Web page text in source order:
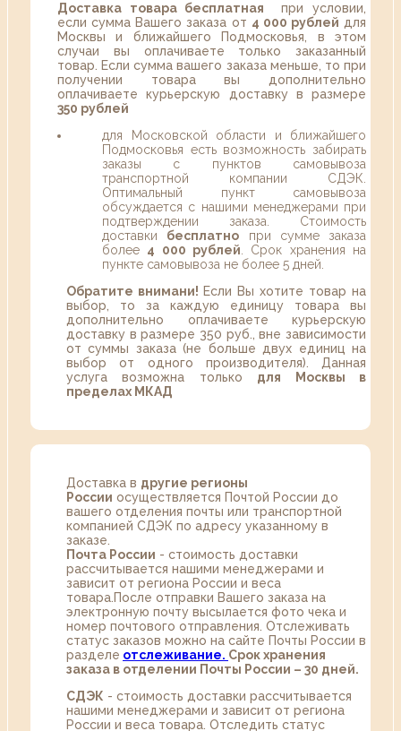
Доставка товара бесплатная при условии,
если сумма Вашего заказа от 4 000 рублей для
Москвы и ближайшего Подмосковья, в этом
случаи вы оплачиваете только заказанный
товар. Если сумма вашего заказа меньше, то при
получении товара вы дополнительно
оплачиваете курьерскую доставку в размере
350 рублей
для Московской области и ближайшего
Подмосковья есть возможность забирать
заказы с пунктов самовывоза
транспортной компании СДЭК.
Оптимальный пункт самовывоза
обсуждается с нашими менеджерами при
подтверждении заказа. Стоимость
доставки бесплатно при сумме заказа
более 4 000 рублей . Срок хранения на
пункте самовывоза не более 5 дней.
Обратите внимани! Если Вы хотите товар на
выбор, то за каждую единицу товара вы
дополнительно оплачиваете курьерскую
доставку в размере 350 руб., вне зависимости
от суммы заказа (не больше двух единиц на
выбор от одного производителя). Данная
услуга возможна только для Москвы в
пределах МКАД
Доставка в другие регионы
России осуществляется Почтой России до
вашего отделения почты или транспортной
компанией СДЭК по адресу указанному в
заказе.
Почта России - стоимость доставки
рассчитывается нашими менеджерами и
зависит от региона России и веса
товара.После отправки Вашего заказа на
электронную почту высылается фото чека и
номер почтового отправления. Отслеживать
статус заказов можно на сайте Почты России в
разделе oтслеживание. Срок хранения
заказа в отделении Почты России – 30 дней.
СДЭК - стоимость доставки рассчитывается
нашими менеджерами и зависит от региона
России и веса товара. Отследить статус